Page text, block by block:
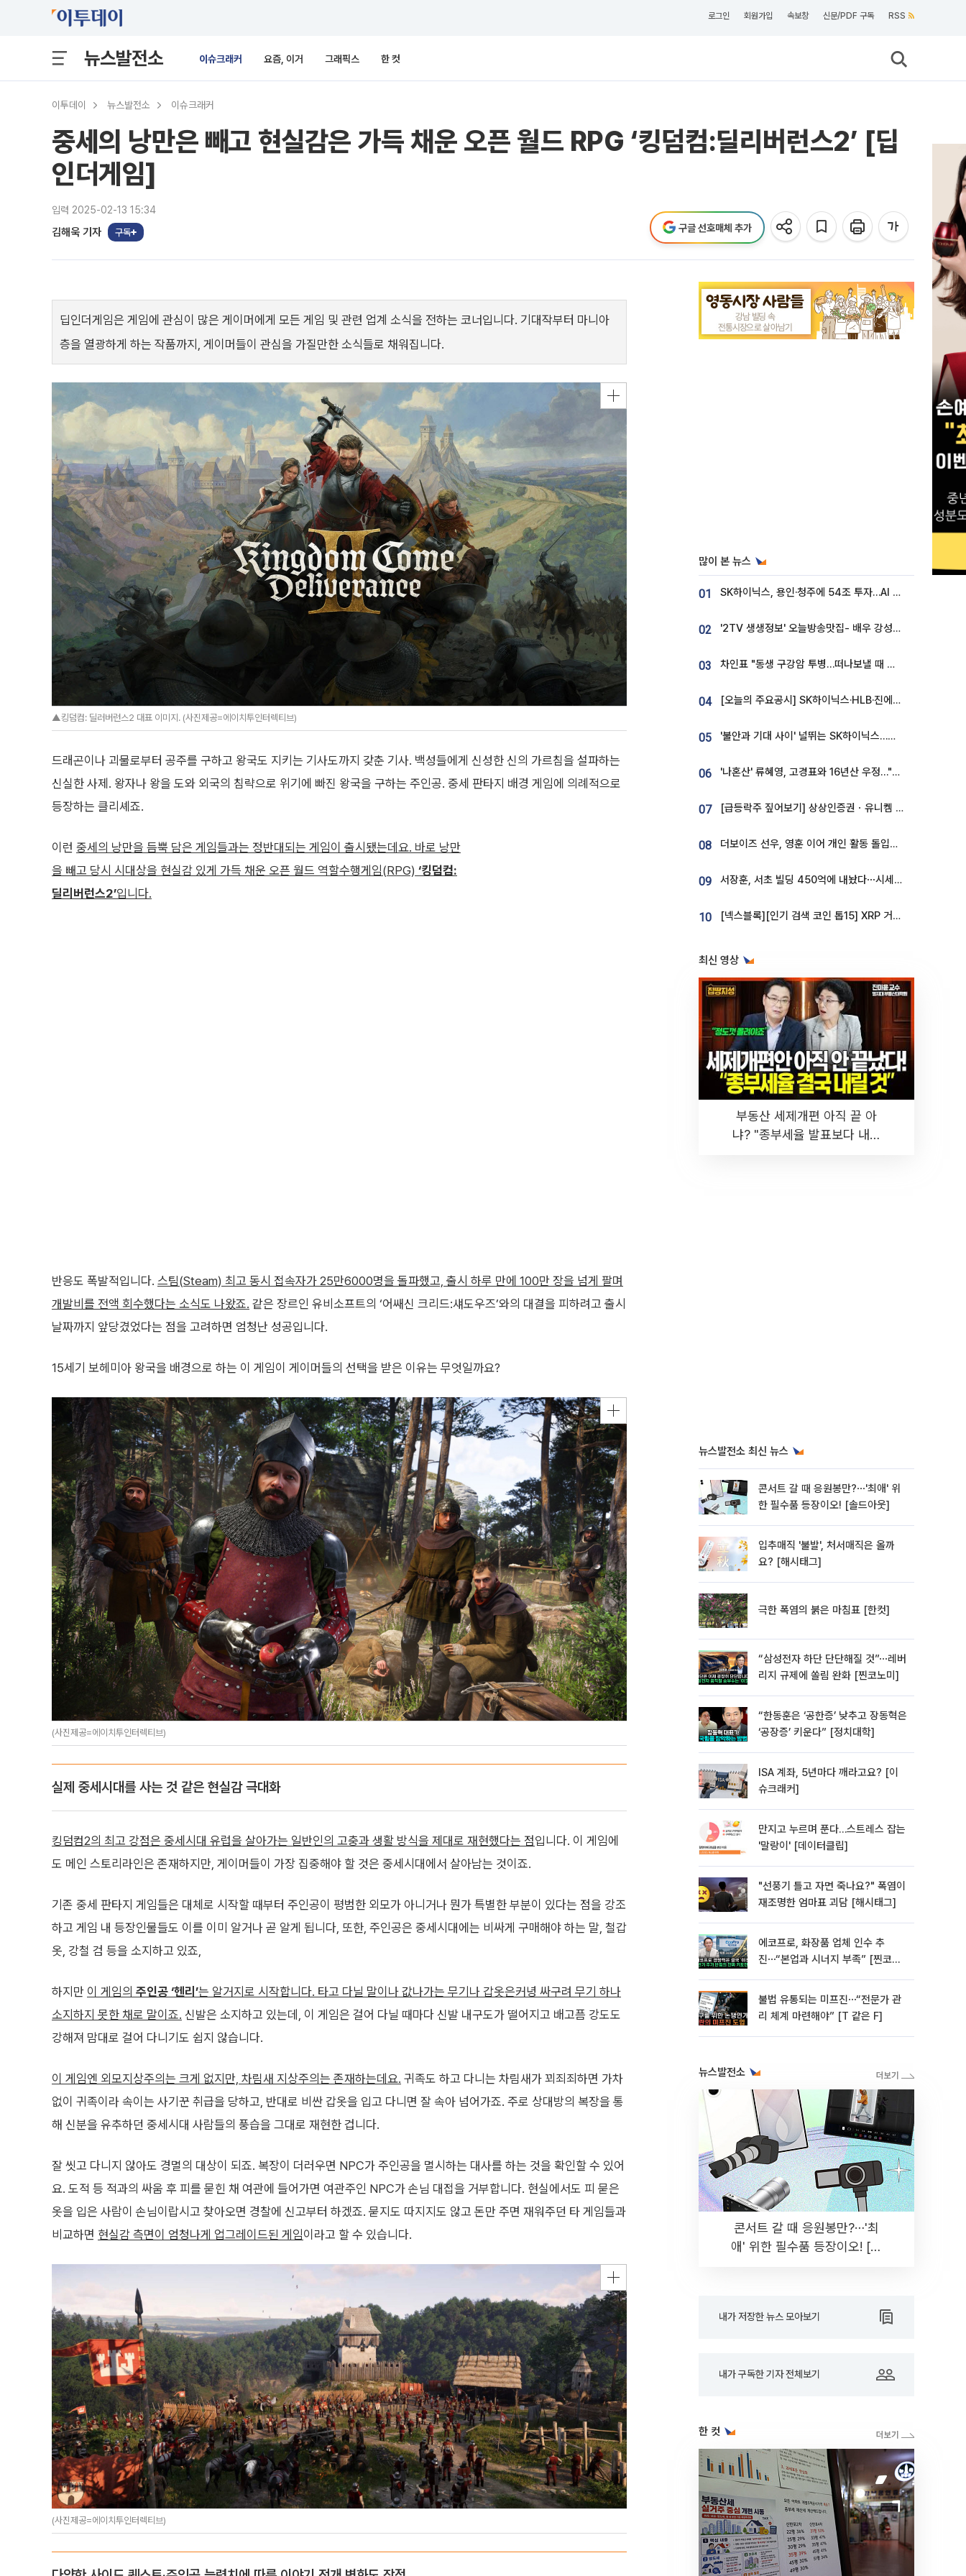
로그인 회원가입 속보창 신문/PDF 구독 RSS
뉴스발전소 이슈크래커 요즘, 이거 그래픽스 한 컷
이투데이 뉴스발전소 이슈크래커
중세의 낭만은 빼고 현실감은 가득 채운 오픈 월드 RPG ‘킹덤컴:딜리버런스2’ [딥
인더게임]
입력 2025-02-13 15:34
김해욱 기자 구독 구글 선호매체 추가
딥인더게임은 게임에 관심이 많은 게이머에게 모든 게임 및 관련 업계 소식을 전하는 코너입니다. 기대작부터 마니아
층을 열광하게 하는 작품까지, 게이머들이 관심을 가질만한 소식들로 채워집니다.
▲킹덤컴: 딜러버런스2 대표 이미지. (사진제공=에이치투인터렉티브)
드래곤이나 괴물로부터 공주를 구하고 왕국도 지키는 기사도까지 갖춘 기사. 백성들에게 신성한 신의 가르침을 설파하는
신실한 사제. 왕자나 왕을 도와 외국의 침략으로 위기에 빠진 왕국을 구하는 주인공. 중세 판타지 배경 게임에 의례적으로
등장하는 클리셰죠.
이런 중세의 낭만을 듬뿍 담은 게임들과는 정반대되는 게임이 출시됐는데요. 바로 낭만
을 빼고 당시 시대상을 현실감 있게 가득 채운 오픈 월드 역할수행게임(RPG) ‘킹덤컴:
딜리버런스2’입니다.
반응도 폭발적입니다. 스팀(Steam) 최고 동시 접속자가 25만6000명을 돌파했고, 출시 하루 만에 100만 장을 넘게 팔며
개발비를 전액 회수했다는 소식도 나왔죠. 같은 장르인 유비소프트의 ‘어쌔신 크리드:섀도우즈’와의 대결을 피하려고 출시
날짜까지 앞당겼었다는 점을 고려하면 엄청난 성공입니다.
15세기 보헤미아 왕국을 배경으로 하는 이 게임이 게이머들의 선택을 받은 이유는 무엇일까요?
(사진제공=에이치투인터렉티브)
실제 중세시대를 사는 것 같은 현실감 극대화
킹덤컴2의 최고 강점은 중세시대 유럽을 살아가는 일반인의 고충과 생활 방식을 제대로 재현했다는 점입니다. 이 게임에
도 메인 스토리라인은 존재하지만, 게이머들이 가장 집중해야 할 것은 중세시대에서 살아남는 것이죠.
기존 중세 판타지 게임들은 대체로 시작할 때부터 주인공이 평범한 외모가 아니거나 뭔가 특별한 부분이 있다는 점을 강조
하고 게임 내 등장인물들도 이를 이미 알거나 곧 알게 됩니다, 또한, 주인공은 중세시대에는 비싸게 구매해야 하는 말, 철갑
옷, 강철 검 등을 소지하고 있죠,
하지만 이 게임의 주인공 ‘헨리’는 알거지로 시작합니다. 타고 다닐 말이나 값나가는 무기나 갑옷은커녕 싸구려 무기 하나
소지하지 못한 채로 말이죠. 신발은 소지하고 있는데, 이 게임은 걸어 다닐 때마다 신발 내구도가 떨어지고 배고픔 강도도
강해져 맘대로 걸어 다니기도 쉽지 않습니다.
이 게임엔 외모지상주의는 크게 없지만, 차림새 지상주의는 존재하는데요. 귀족도 하고 다니는 차림새가 꾀죄죄하면 가차
없이 귀족이라 속이는 사기꾼 취급을 당하고, 반대로 비싼 갑옷을 입고 다니면 잘 속아 넘어가죠. 주로 상대방의 복장을 통
해 신분을 유추하던 중세시대 사람들의 풍습을 그대로 재현한 겁니다.
잘 씻고 다니지 않아도 경멸의 대상이 되죠. 복장이 더러우면 NPC가 주인공을 멸시하는 대사를 하는 것을 확인할 수 있어
요. 도적 등 적과의 싸움 후 피를 묻힌 채 여관에 들어가면 여관주인 NPC가 손님 대접을 거부합니다. 현실에서도 피 묻은
옷을 입은 사람이 손님이랍시고 찾아오면 경찰에 신고부터 하겠죠. 묻지도 따지지도 않고 돈만 주면 재워주던 타 게임들과
비교하면 현실감 측면이 엄청나게 업그레이드된 게임이라고 할 수 있습니다.
(사진제공=에이치투인터렉티브)
많이 본 뉴스
01 SK하이닉스, 용인·청주에 54조 투자…AI 메모리 생산기지 키운다
02 '2TV 생생정보' 오늘방송맛집- 배우 강성진 단골! 쌀국수ㆍ푸팟퐁 커리 맛집 '블○○○'
03 차인표 "동생 구강암 투병…떠나보낼 때 가장 힘들었다”
04 [오늘의 주요공시] SK하이닉스·HLB·진에어·포스코홀딩스·네이버·대우건설 등
05 '불안과 기대 사이' 널뛰는 SK하이닉스…증권가 "HBM4·LTA 기반 펀터멘털 견고"
06 '나혼산' 류혜영, 고경표와 16년산 우정…"자취방서 부모님과 마주쳐"
07 [급등락주 짚어보기] 상상인증권ㆍ유니켐 2연속, 본느 6연속 ‘상한가’⋯M&A 훈풍 분 증시
08 더보이즈 선우, 영훈 이어 개인 활동 돌입⋯앳에어리어와 전속계약
09 서장훈, 서초 빌딩 450억에 내놨다⋯시세차익은
10 [넥스블록][인기 검색 코인 톱15] XRP 거래량 14억달러…ETHGas 급등·Bless 급락…고변동 알트 부각
최신 영상
부동산 세제개편 아직 끝 아
냐? "종부세율 발표보다 내릴
뉴스발전소 최신 뉴스
콘서트 갈 때 응원봉만?⋯'최애' 위
한 필수품 등장이오! [솔드아웃]
입추매직 '불발', 처서매직은 올까
요? [해시태그]
극한 폭염의 붉은 마침표 [한컷]
“삼성전자 하단 단단해질 것”⋯레버
리지 규제에 쏠림 완화 [찐코노미]
“한동훈은 ‘공한증’ 낮추고 장동혁은
‘공장증’ 키운다” [정치대학]
ISA 계좌, 5년마다 깨라고요? [이
슈크래커]
만지고 누르며 푼다…스트레스 잡는
'말랑이' [데이터클립]
"선풍기 틀고 자면 죽나요?" 폭염이
재조명한 엄마표 괴담 [해시태그]
에코프로, 화장품 업체 인수 추
진⋯“본업과 시너지 부족” [찐코노
불법 유통되는 미프진⋯“전문가 관
리 체계 마련해야” [T 같은 F]
뉴스발전소
콘서트 갈 때 응원봉만?⋯'최
애' 위한 필수품 등장이오! [솔
내가 저장한 뉴스 모아보기
내가 구독한 기자 전체보기
한 컷